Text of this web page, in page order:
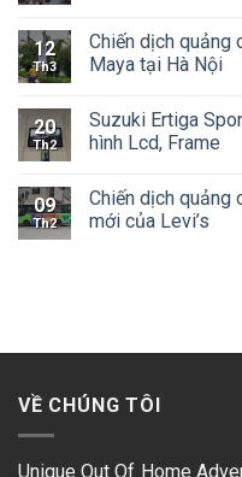
12
Th3
Chiến dịch quảng
Maya tại Hà Nội
20
Th2
Suzuki Ertiga
hình Lcd, Frame
09
Th2
Chiến dịch quảng
mới của Levi’s
VỀ CHÚNG TÔI
Unique Out Of Home